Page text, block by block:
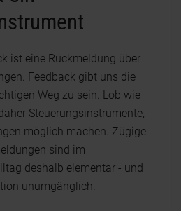
ist eine Rückmeldung über
Feedback gibt uns die
Weg zu sein. Lob wie
Steuerungsinstrumente,
möglich machen. Zügige
sind im
deshalb elementar - und
unumgänglich.